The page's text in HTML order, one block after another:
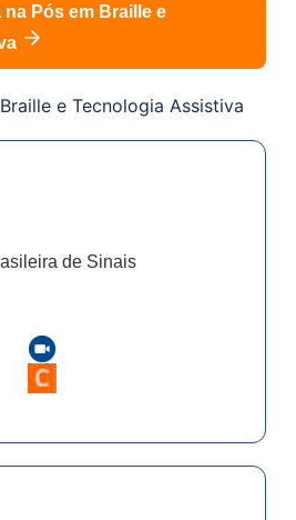
na Pós em Braille e
Braille e Tecnologia Assistiva
de Sinais